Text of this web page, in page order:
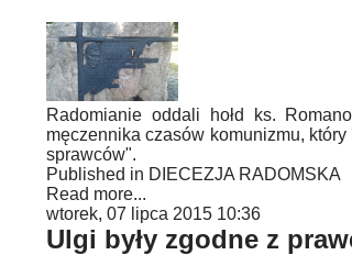
Radomianie oddali hołd ks.
męczennika czasów komunizmu,
sprawców".
Published in DIECEZJA RADOMSKA
Read more...
wtorek, 07 lipca 2015 10:36
Ulgi były zgodne z